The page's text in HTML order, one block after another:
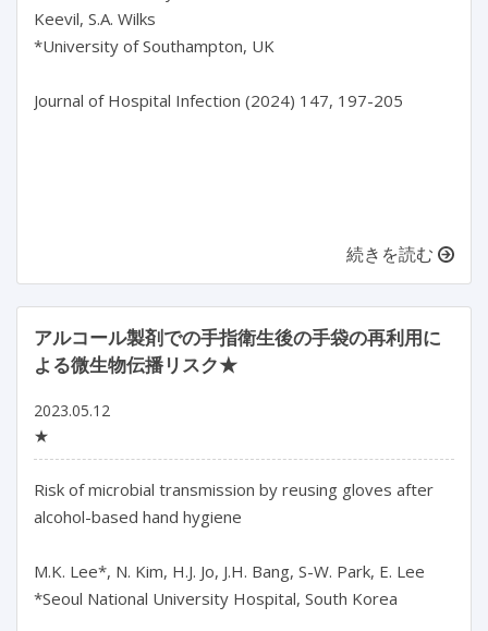
Keevil, S.A. Wilks
*University of Southampton, UK
Journal of Hospital Infection (2024) 147, 197-205
続きを読む
アルコール製剤での手指衛生後の手袋の再利用に
よる微生物伝播リスク★
2023.05.12
★
Risk of microbial transmission by reusing gloves after
alcohol-based hand hygiene
M.K. Lee*, N. Kim, H.J. Jo, J.H. Bang, S-W. Park, E. Lee
*Seoul National University Hospital, South Korea